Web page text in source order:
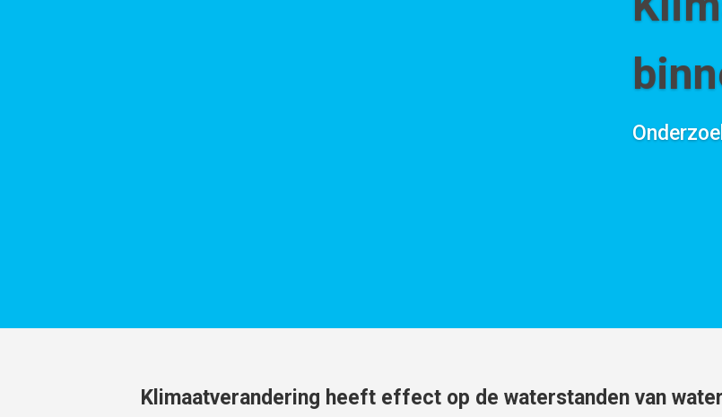
Klimaatverandering heeft effect op de waterstanden van